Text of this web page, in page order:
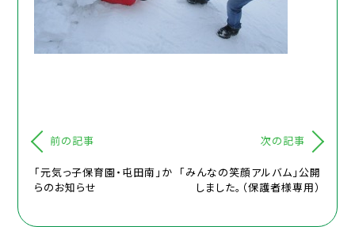
前の記事
「元気っ子保育園・屯田南」か
らのお知らせ
次の記事
「みんなの笑顔アルバム」公開
しました。（保護者様専用）